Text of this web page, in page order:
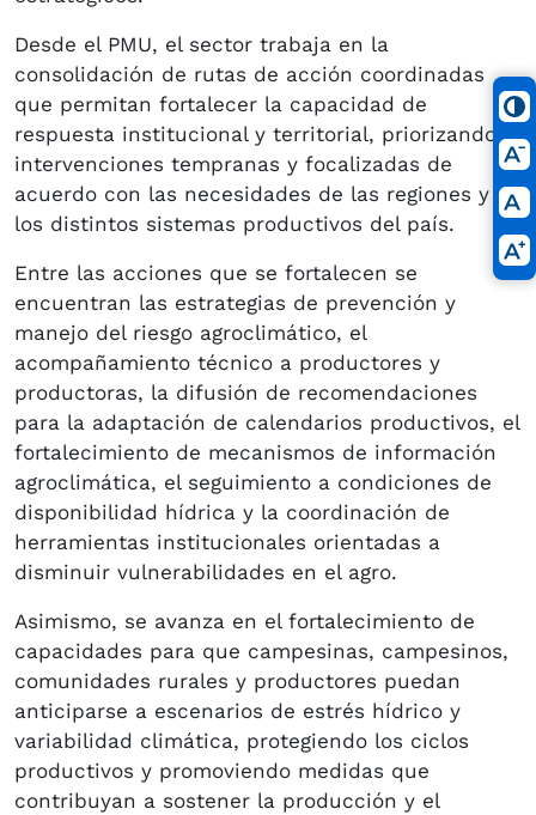
Desde el PMU, el sector trabaja en la
consolidación de rutas de acción coordinadas
que permitan fortalecer la capacidad de
respuesta institucional y territorial, priorizando
intervenciones tempranas y focalizadas de
acuerdo con las necesidades de las regiones y de
los distintos sistemas productivos del país.
Entre las acciones que se fortalecen se
encuentran las estrategias de prevención y
manejo del riesgo agroclimático, el
acompañamiento técnico a productores y
productoras, la difusión de recomendaciones
para la adaptación de calendarios productivos, el
fortalecimiento de mecanismos de información
agroclimática, el seguimiento a condiciones de
disponibilidad hídrica y la coordinación de
herramientas institucionales orientadas a
disminuir vulnerabilidades en el agro.
Asimismo, se avanza en el fortalecimiento de
capacidades para que campesinas, campesinos,
comunidades rurales y productores puedan
anticiparse a escenarios de estrés hídrico y
variabilidad climática, protegiendo los ciclos
productivos y promoviendo medidas que
contribuyan a sostener la producción y el